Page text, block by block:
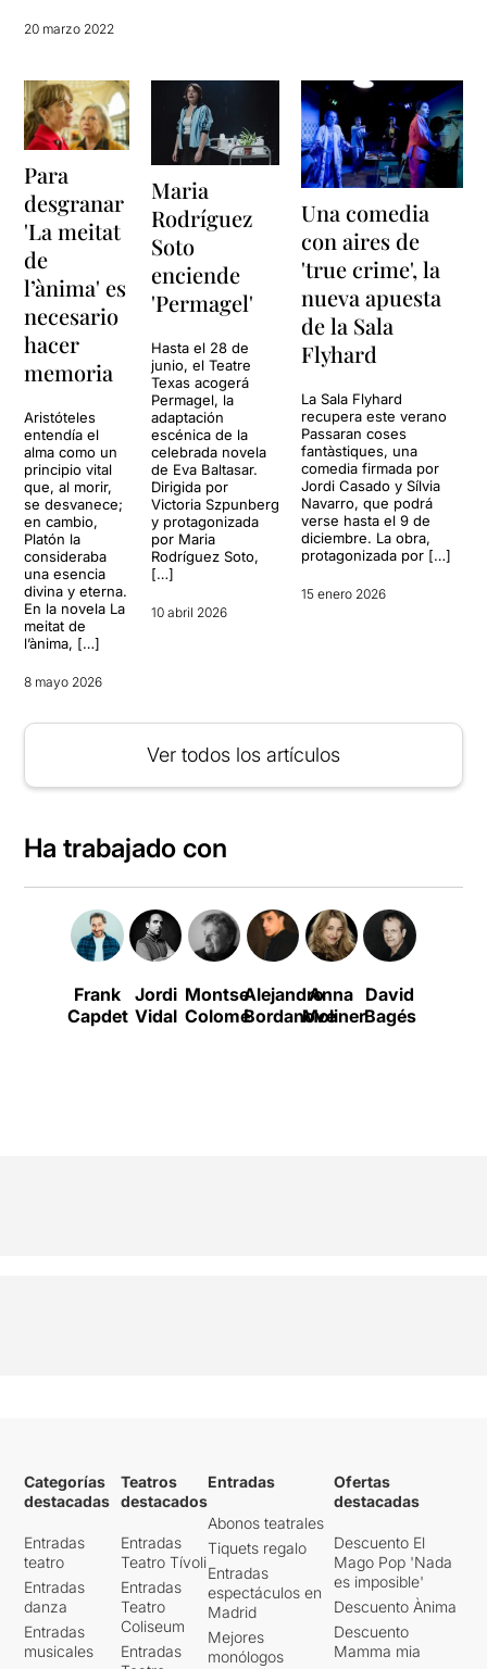
20 marzo 2022
Para
desgranar
'La meitat
de
l’ànima' es
necesario
hacer
memoria
Aristóteles
entendía el
alma como un
principio vital
que, al morir,
se desvanece;
en cambio,
Platón la
consideraba
una esencia
divina y eterna.
En la novela La
meitat de
l’ànima, […]
8 mayo 2026
Maria
Rodríguez
Soto
enciende
'Permagel'
Hasta el 28 de
junio, el Teatre
Texas acogerá
Permagel, la
adaptación
escénica de la
celebrada novela
de Eva Baltasar.
Dirigida por
Victoria Szpunberg
y protagonizada
por Maria
Rodríguez Soto,
[…]
10 abril 2026
Una comedia
con aires de
'true crime', la
nueva apuesta
de la Sala
Flyhard
La Sala Flyhard
recupera este verano
Passaran coses
fantàstiques, una
comedia firmada por
Jordi Casado y Sílvia
Navarro, que podrá
verse hasta el 9 de
diciembre. La obra,
protagonizada por […]
15 enero 2026
Ver todos los artículos
Ha trabajado con
Frank
Capdet
Jordi
Vidal
Montse
Colomé
Alejandro
Bordanove
Anna
Moliner
David
Bagés
Categorías
destacadas
Entradas
teatro
Entradas
danza
Entradas
musicales
Teatros
destacados
Entradas
Teatro Tívoli
Entradas
Teatro
Coliseum
Entradas
Entradas
Abonos teatrales
Tiquets regalo
Entradas
espectáculos en
Madrid
Mejores
monólogos
Ofertas
destacadas
Descuento El
Mago Pop 'Nada
es imposible'
Descuento Ànima
Descuento
Mamma mia